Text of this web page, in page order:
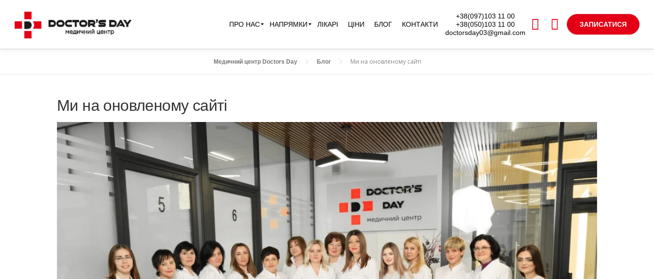
вмісту
ПРО НАС НАПРЯМКИ ЛІКАРІ ЦІНИ БЛОГ КОНТАКТИ
+38(097)103 11 00
+38(050)103 11 00
doctorsday03@gmail.com
ЗАПИСАТИСЯ
Медичний центр Doctors Day Блог Ми на оновленому сайті
Ми на оновленому сайті